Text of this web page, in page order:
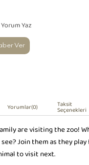
Yorum Yaz
Ver
Yorumlar(0) Taksit
Seçenekleri
are visiting the zoo!
Join them as they
to visit next.